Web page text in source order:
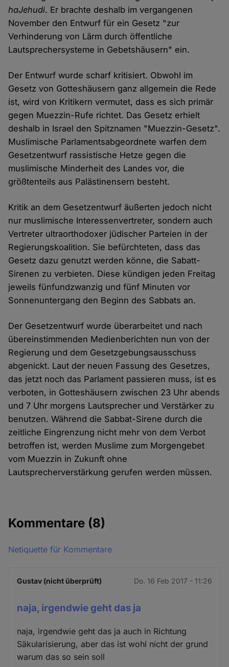
haJehudi. Er brachte deshalb im vergangenen
November den Entwurf für ein Gesetz "zur
Verhinderung von Lärm durch öffentliche
Lautsprechersysteme in Gebetshäusern" ein.
Der Entwurf wurde scharf kritisiert. Obwohl im
Gesetz von Gotteshäusern ganz allgemein die Rede
ist, wird von Kritikern vermutet, dass es sich primär
gegen Muezzin-Rufe richtet. Das Gesetz erhielt
deshalb in Israel den Spitznamen "Muezzin-Gesetz".
Muslimische Parlamentsabgeordnete warfen dem
Gesetzentwurf rassistische Hetze gegen die
muslimische Minderheit des Landes vor, die
größtenteils aus Palästinensern besteht.
Kritik an dem Gesetzentwurf äußerten jedoch nicht
nur muslimische Interessenvertreter, sondern auch
Vertreter ultraorthodoxer jüdischer Parteien in der
Regierungskoalition. Sie befürchteten, dass das
Gesetz dazu genutzt werden könne, die Sabatt-
Sirenen zu verbieten. Diese kündigen jeden Freitag
jeweils fünfundzwanzig und fünf Minuten vor
Sonnenuntergang den Beginn des Sabbats an.
Der Gesetzentwurf wurde überarbeitet und nach
übereinstimmenden Medienberichten nun von der
Regierung und dem Gesetzgebungsausschuss
abgenickt. Laut der neuen Fassung des Gesetzes,
das jetzt noch das Parlament passieren muss, ist es
verboten, in Gotteshäusern zwischen 23 Uhr abends
und 7 Uhr morgens Lautsprecher und Verstärker zu
benutzen. Während die Sabbat-Sirene durch die
zeitliche Eingrenzung nicht mehr von dem Verbot
betroffen ist, werden Muslime zum Morgengebet
vom Muezzin in Zukunft ohne
Lautsprecherverstärkung gerufen werden müssen.
Kommentare (8)
Netiquette für Kommentare
Gustav (nicht überprüft) Do. 16 Feb 2017 - 11:26
naja, irgendwie geht das ja
naja, irgendwie geht das ja auch in Richtung
Säkularisierung, aber das ist wohl nicht der grund
warum das so sein soll